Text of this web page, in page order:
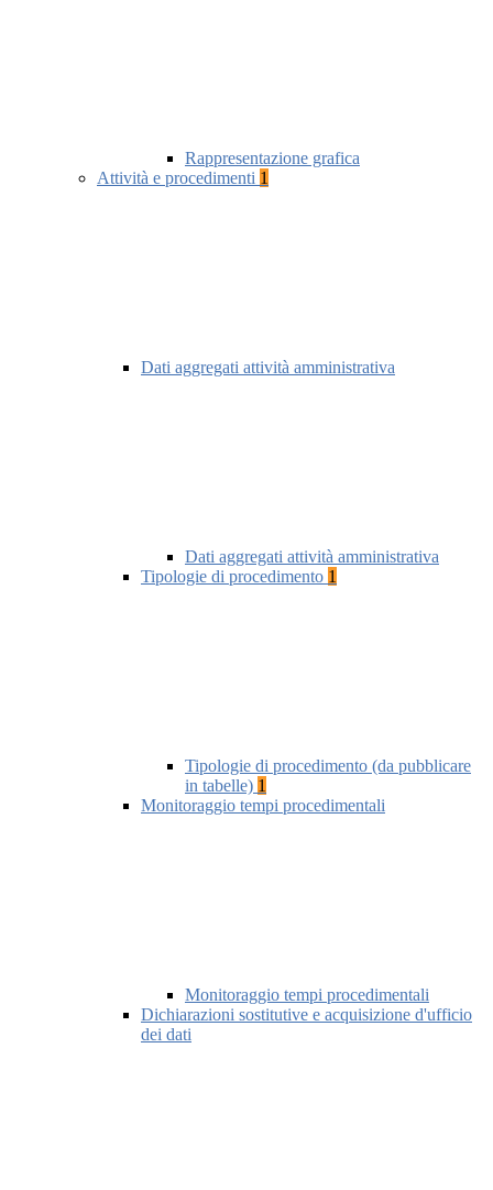
Rappresentazione grafica
Attività e procedimenti 1
Dati aggregati attività amministrativa
Dati aggregati attività amministrativa
Tipologie di procedimento 1
Tipologie di procedimento (da pubblicare
in tabelle) 1
Monitoraggio tempi procedimentali
Monitoraggio tempi procedimentali
Dichiarazioni sostitutive e acquisizione d'ufficio
dei dati